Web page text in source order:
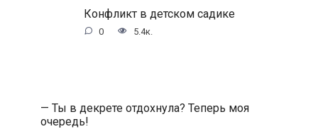
Конфликт в детском садике
0 5.4к.
— Ты в декрете отдохнула? Теперь моя
очередь!